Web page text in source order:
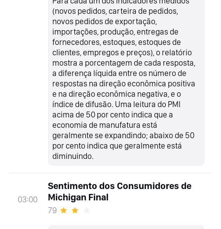
(novos pedidos, carteira de pedidos,
novos pedidos de exportação,
importações, produção, entregas de
fornecedores, estoques, estoques de
clientes, empregos e preços), o relatório
mostra a porcentagem de cada resposta,
a diferença líquida entre os número de
respostas na direção econômica positiva
e na direção econômica negativa, e o
índice de difusão. Uma leitura do PMI
acima de 50 por cento indica que a
economia de manufatura está
geralmente se expandindo; abaixo de 50
por cento indica que geralmente está
diminuindo.
03:00
Sentimento dos Consumidores de
Michigan Final
79